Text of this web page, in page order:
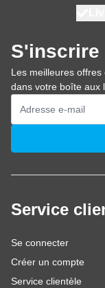
S'inscrire
Les meilleures
dans votre boîte aux
Adresse mail
Service
Se connecter
Créer un compte
Service clientèle